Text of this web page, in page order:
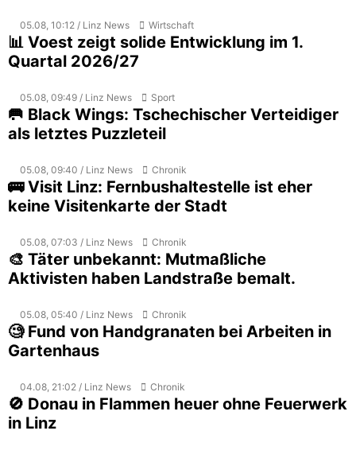
05.08, 10:12 / Linz News Wirtschaft
📊 Voest zeigt solide Entwicklung im 1.
Quartal 2026/27
05.08, 09:49 / Linz News Sport
🥅 Black Wings: Tschechischer Verteidiger
als letztes Puzzleteil
05.08, 09:40 / Linz News Chronik
🚌 Visit Linz: Fernbushaltestelle ist eher
keine Visitenkarte der Stadt
05.08, 07:03 / Linz News Chronik
🎨 Täter unbekannt: Mutmaßliche
Aktivisten haben Landstraße bemalt.
05.08, 05:40 / Linz News Chronik
🧐 Fund von Handgranaten bei Arbeiten in
Gartenhaus
04.08, 21:02 / Linz News Chronik
🚫 Donau in Flammen heuer ohne Feuerwerk
in Linz